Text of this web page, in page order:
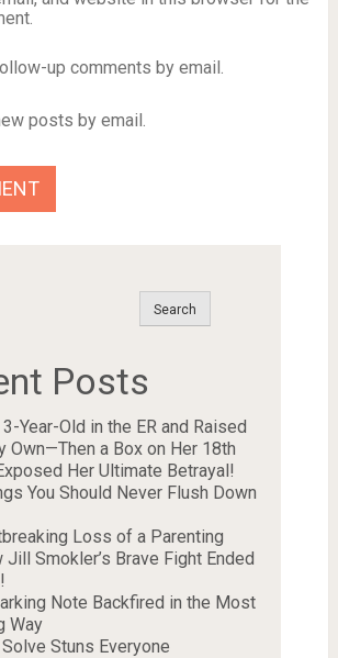
up comments by email.
posts by email.
Search
Posts
Year-Old in the ER and Raised
Own—Then a Box on Her 18th
Her Ultimate Betrayal!
You Should Never Flush Down
Loss of a Parenting
Jill Smokler’s Brave Fight Ended
Note Backfired in the Most
Way
Stuns Everyone